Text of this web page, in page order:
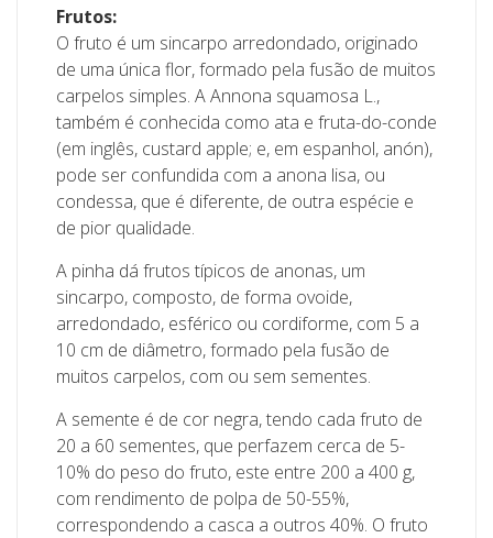
Frutos:
O fruto é um sincarpo arredondado, originado
de uma única flor, formado pela fusão de muitos
carpelos simples. A Annona squamosa L.,
também é conhecida como ata e fruta-do-conde
(em inglês, custard apple; e, em espanhol, anón),
pode ser confundida com a anona lisa, ou
condessa, que é diferente, de outra espécie e
de pior qualidade.
A pinha dá frutos típicos de anonas, um
sincarpo, composto, de forma ovoide,
arredondado, esférico ou cordiforme, com 5 a
10 cm de diâmetro, formado pela fusão de
muitos carpelos, com ou sem sementes.
A semente é de cor negra, tendo cada fruto de
20 a 60 sementes, que perfazem cerca de 5-
10% do peso do fruto, este entre 200 a 400 g,
com rendimento de polpa de 50-55%,
correspondendo a casca a outros 40%. O fruto